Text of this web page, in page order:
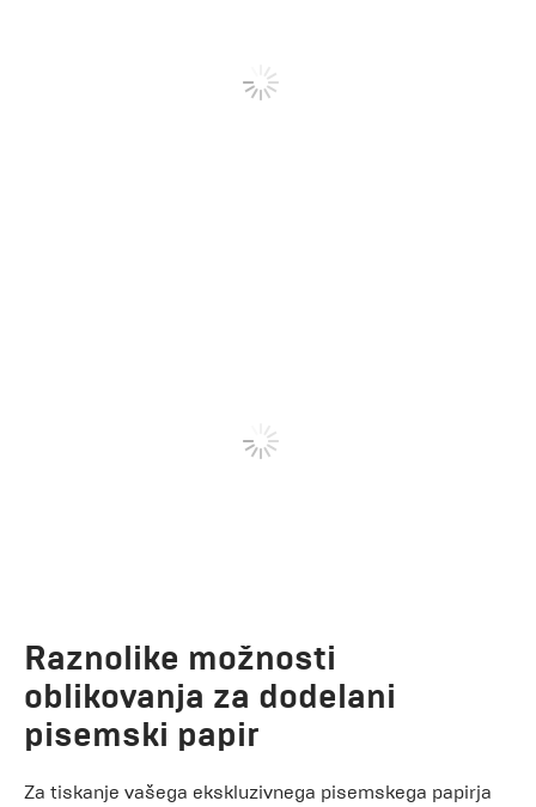
Raznolike možnosti
oblikovanja za dodelani
pisemski papir
Za tiskanje vašega ekskluzivnega pisemskega papirja